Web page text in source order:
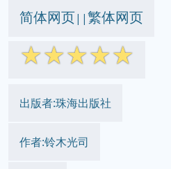
简体网页||繁体网页
☆☆☆☆☆
出版者:珠海出版社
作者:铃木光司